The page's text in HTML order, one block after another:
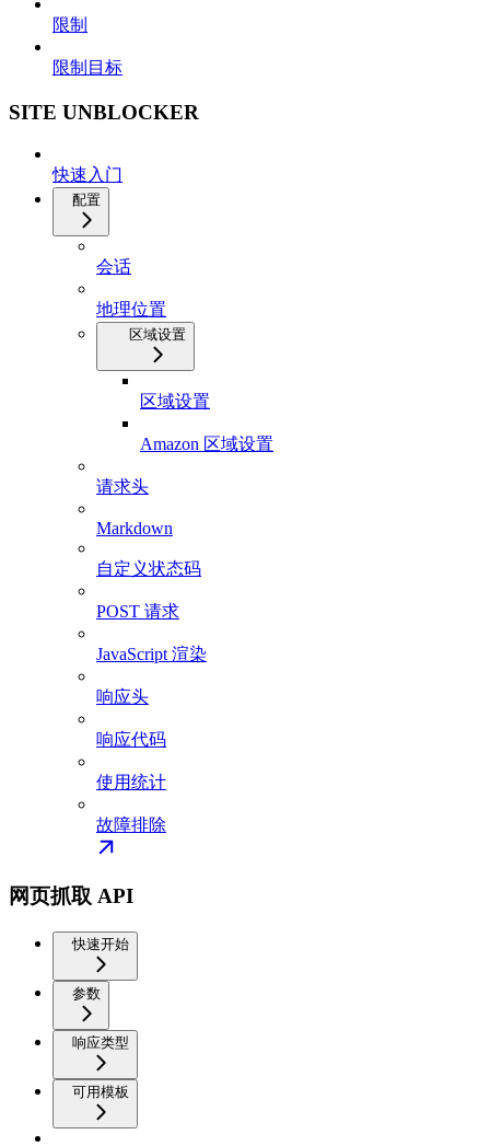
限制
限制目标
SITE UNBLOCKER
快速入门
配置
会话
地理位置
区域设置
区域设置
Amazon 区域设置
请求头
Markdown
自定义状态码
POST 请求
JavaScript 渲染
响应头
响应代码
使用统计
故障排除
网页抓取 API
快速开始
参数
响应类型
可用模板